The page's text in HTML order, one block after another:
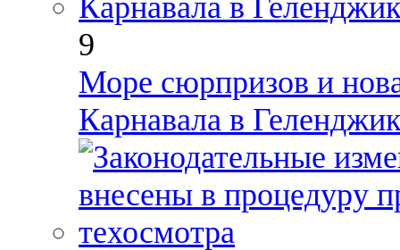
9
Море сюрпризов и
Карнавала в